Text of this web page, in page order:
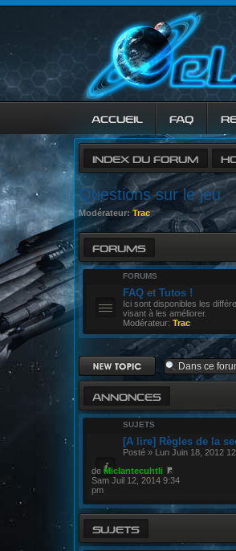
ACCUEIL FAQ
INDEX DU FORUM
Questions sur le jeu
Modérateur: Trac
FORUMS
FORUMS
FAQ et Tutos !
Ici sont disponibles les
visant à les améliorer.
Modérateur: Trac
Ecrire un nouveau
sujet
ANNONCES
SUJETS
[A lire] Règles de la
Posté » Lun Juin 18, 2012
de Miclantecuhtli
Sam Juil 12, 2014 9:34
pm
SUJETS